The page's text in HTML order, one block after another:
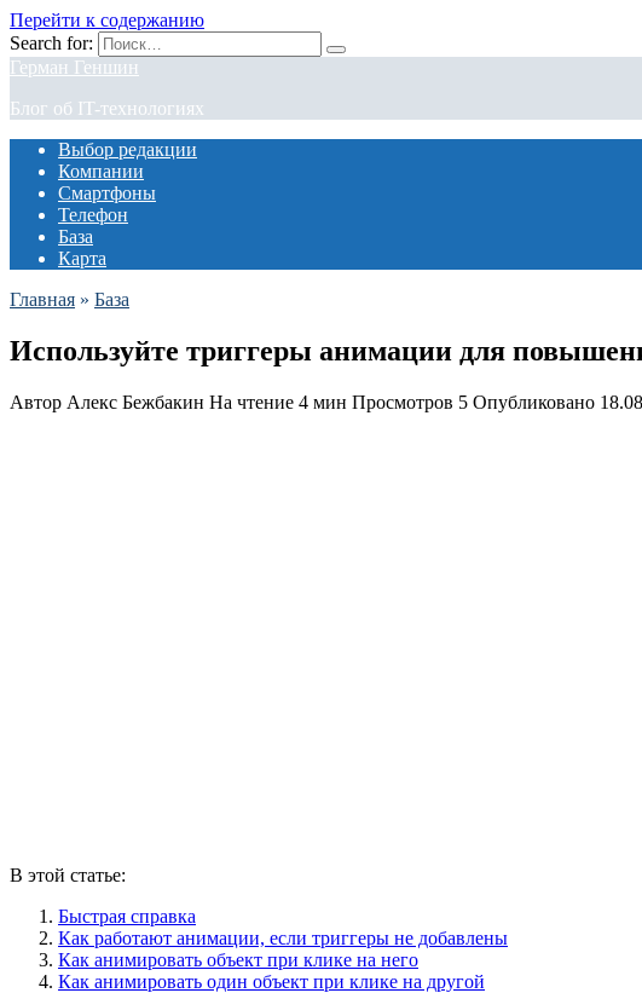
Перейти к содержанию
Search for:
Герман Геншин
Блог об IT-технологиях
Выбор редакции
Компании
Смартфоны
Телефон
База
Карта
Главная » База
Используйте триггеры анимации для
Автор Алекс Бежбакин На чтение 4 мин Просмотров 5 Опубликовано
В этой статье:
Быстрая справка
Как работают анимации, если триггеры не добавлены
Как анимировать объект при клике на него
Как анимировать один объект при клике на другой